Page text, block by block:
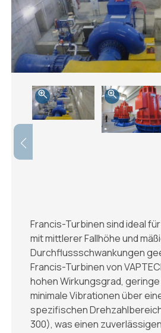
Francis-Turbinen sind ideal
mit mittlerer Fallhöhe und
Durchflussschwankungen
Francis-Turbinen von
hohen Wirkungsgrad,
minimale Vibrationen über
spezifischen
300), was einen